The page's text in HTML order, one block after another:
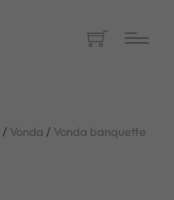
/ Vonda / Vonda banquette